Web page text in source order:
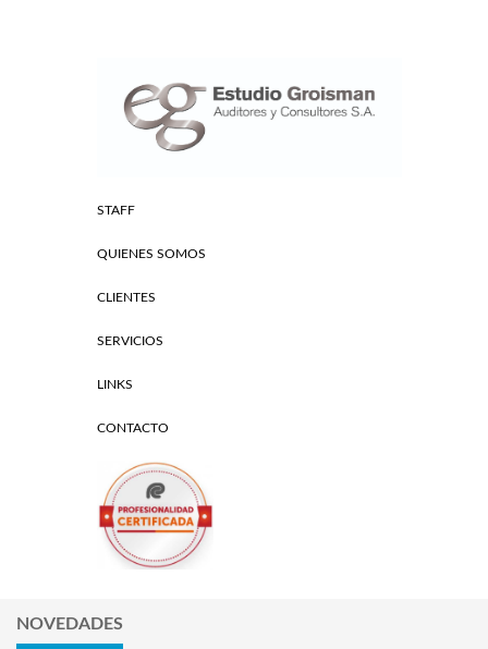
STAFF
QUIENES SOMOS
CLIENTES
SERVICIOS
LINKS
CONTACTO
NOVEDADES